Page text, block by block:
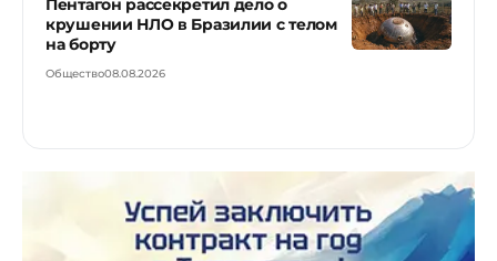
Пентагон рассекретил дело о
крушении НЛО в Бразилии с телом
на борту
Общество08.08.2026